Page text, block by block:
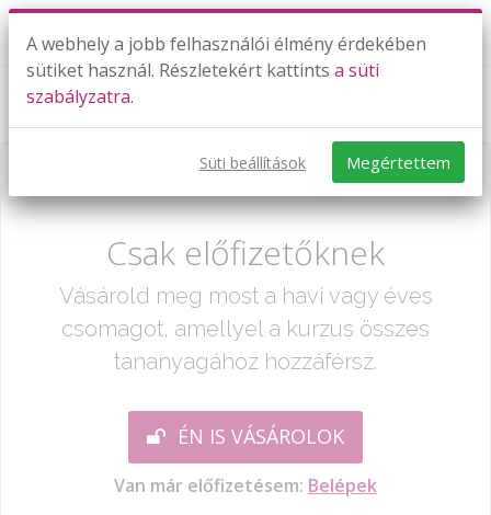
Gyakorlás Algebrai kifejezések
Már csak egy lépés:
Csak előfizetőknek
Vásárold meg most a havi vagy éves
csomagot, amellyel a kurzus összes
tananyagához hozzáférsz.
ÉN IS VÁSÁROLOK
Van már előfizetésem: Belépek
A webhely a jobb felhasználói élmény érdekében
sütiket használ. Részletekért kattints a süti
szabályzatra.
Süti beállítások Megértettem